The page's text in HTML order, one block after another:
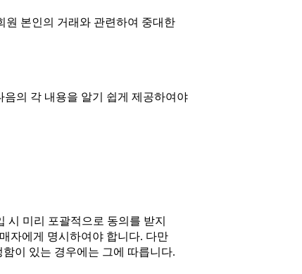
원 본인의 거래와 관련하여 중대한
의 각 내용을 알기 쉽게 제공하여야
시 미리 포괄적으로 동의를 받지
자에게 명시하여야 합니다. 다만
이 있는 경우에는 그에 따릅니다.